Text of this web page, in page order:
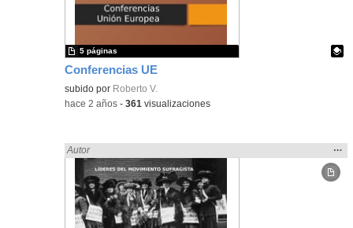
Conferencias UE
Contenido educativo.
subido por Roberto V.
5 páginas
-hace 2 años -361 visualizaciones
Encontrado «LENGUA CASTELLANA» en:
Autor
la
…